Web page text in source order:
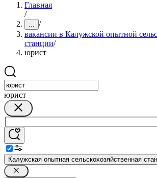
Главная
/
... /
вакансии в Калужской опытной
станции/
юрист
юрист
Калужская опытная сельскохозяйственная